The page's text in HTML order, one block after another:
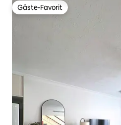
Gäste-Favorit
Gäste-Favorit